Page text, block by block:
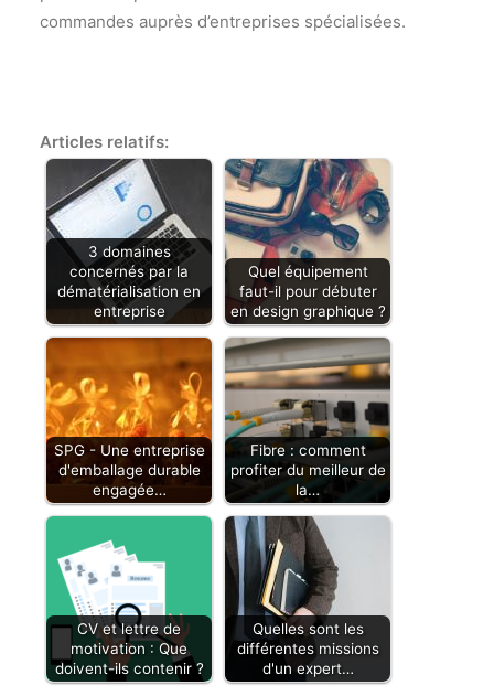
commandes auprès d’entreprises spécialisées.
Articles relatifs:
3 domaines
concernés par la
dématérialisation en
entreprise
Quel équipement
faut-il pour débuter
en design graphique ?
SPG - Une entreprise
d'emballage durable
engagée…
Fibre : comment
profiter du meilleur de
la…
CV et lettre de
motivation : Que
doivent-ils contenir ?
Quelles sont les
différentes missions
d'un expert…